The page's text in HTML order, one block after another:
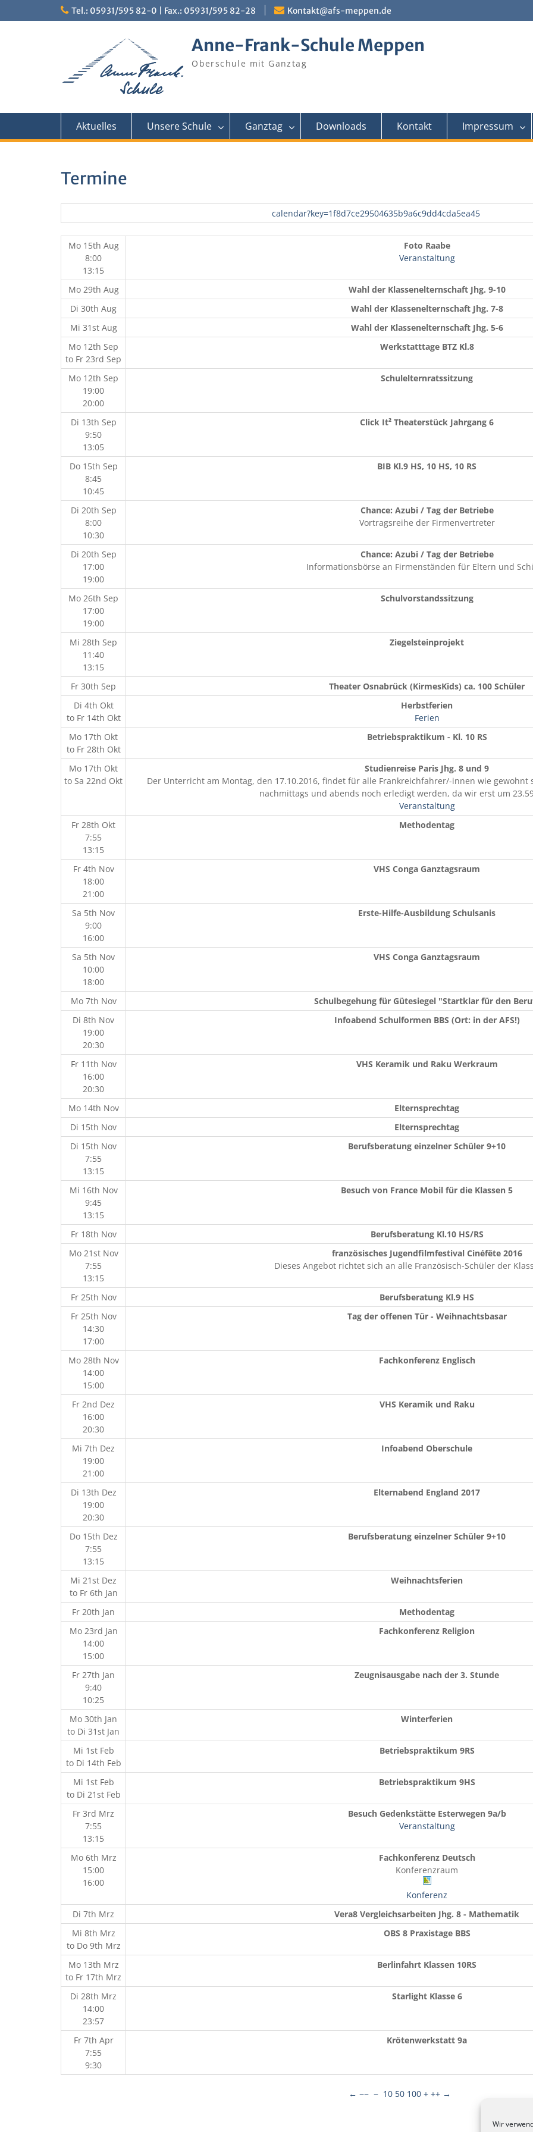
Wir
to
Tel.: 05931/595 82-0 | Fax.: 05931/595 82-28 Kontakt@afs-meppen.de
Anne-Frank-Schule Meppen
Oberschule mit Ganztag
Aktuelles Unsere Schule Ganztag Downloads Kontakt Impressum
Termine
calendar?key=1f8d7ce29504635b9a6c9dd4cda5ea45
Mo 15th Aug
8:00
13:15
Foto Raabe
Veranstaltung
Mo 29th Aug
Wahl der Klassenelternschaft Jhg. 9-10
Di 30th Aug
Wahl der Klassenelternschaft Jhg. 7-8
Mi 31st Aug
Wahl der Klassenelternschaft Jhg. 5-6
Mo 12th Sep
to Fr 23rd Sep
Werkstatttage BTZ Kl.8
Mo 12th Sep
19:00
20:00
Schulelternratssitzung
Di 13th Sep
9:50
13:05
Click It² Theaterstück Jahrgang 6
Do 15th Sep
8:45
10:45
BIB Kl.9 HS, 10 HS, 10 RS
Di 20th Sep
8:00
10:30
Chance: Azubi / Tag der Betriebe
Vortragsreihe der Firmenvertreter
Di 20th Sep
17:00
19:00
Chance: Azubi / Tag der Betriebe
Informationsbörse an Firmenständen für Eltern und
Mo 26th Sep
17:00
19:00
Schulvorstandssitzung
Mi 28th Sep
11:40
13:15
Ziegelsteinprojekt
Fr 30th Sep
Theater Osnabrück (KirmesKids) ca. 100 Schüler
Di 4th Okt
to Fr 14th Okt
Herbstferien
Ferien
Mo 17th Okt
to Fr 28th Okt
Betriebspraktikum - Kl. 10 RS
Mo 17th Okt
to Sa 22nd Okt
Studienreise Paris Jhg. 8 und 9
Der Unterricht am Montag, den 17.10.2016, findet für alle Frankreichfahrer/-innen wie gewohnt
nachmittags und abends noch erledigt werden, da wir erst um
Veranstaltung
Fr 28th Okt
7:55
13:15
Methodentag
Fr 4th Nov
18:00
21:00
VHS Conga Ganztagsraum
Sa 5th Nov
9:00
16:00
Erste-Hilfe-Ausbildung Schulsanis
Sa 5th Nov
10:00
18:00
VHS Conga Ganztagsraum
Mo 7th Nov
Schulbegehung für Gütesiegel "Startklar für den
Di 8th Nov
19:00
20:30
Infoabend Schulformen BBS (Ort: in der AFS!)
Fr 11th Nov
16:00
20:30
VHS Keramik und Raku Werkraum
Mo 14th Nov
Elternsprechtag
Di 15th Nov
Elternsprechtag
Di 15th Nov
7:55
13:15
Berufsberatung einzelner Schüler 9+10
Mi 16th Nov
9:45
13:15
Besuch von France Mobil für die Klassen 5
Fr 18th Nov
Berufsberatung Kl.10 HS/RS
Mo 21st Nov
7:55
13:15
französisches Jugendfilmfestival Cinéfête 2016
Dieses Angebot richtet sich an alle Französisch-Schüler der
Fr 25th Nov
Berufsberatung Kl.9 HS
Fr 25th Nov
14:30
17:00
Tag der offenen Tür - Weihnachtsbasar
Mo 28th Nov
14:00
15:00
Fachkonferenz Englisch
Fr 2nd Dez
16:00
20:30
VHS Keramik und Raku
Mi 7th Dez
19:00
21:00
Infoabend Oberschule
Di 13th Dez
19:00
20:30
Elternabend England 2017
Do 15th Dez
7:55
13:15
Berufsberatung einzelner Schüler 9+10
Mi 21st Dez
to Fr 6th Jan
Weihnachtsferien
Fr 20th Jan
Methodentag
Mo 23rd Jan
14:00
15:00
Fachkonferenz Religion
Fr 27th Jan
9:40
10:25
Zeugnisausgabe nach der 3. Stunde
Mo 30th Jan
to Di 31st Jan
Winterferien
Mi 1st Feb
to Di 14th Feb
Betriebspraktikum 9RS
Mi 1st Feb
to Di 21st Feb
Betriebspraktikum 9HS
Fr 3rd Mrz
7:55
13:15
Besuch Gedenkstätte Esterwegen 9a/b
Veranstaltung
Mo 6th Mrz
15:00
16:00
Fachkonferenz Deutsch
Konferenzraum
Konferenz
Di 7th Mrz
Vera8 Vergleichsarbeiten Jhg. 8 - Mathematik
Mi 8th Mrz
to Do 9th Mrz
OBS 8 Praxistage BBS
Mo 13th Mrz
to Fr 17th Mrz
Berlinfahrt Klassen 10RS
Di 28th Mrz
14:00
23:57
Starlight Klasse 6
Fr 7th Apr
7:55
9:30
Krötenwerkstatt 9a
← −− − 10 50 100 + ++ →